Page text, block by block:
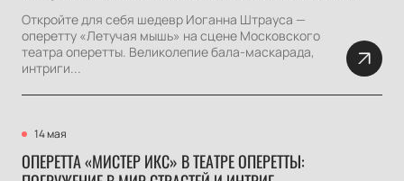
Откройте для себя шедевр Иоганна Штрауса —
оперетту «Летучая мышь» на сцене Московского
театра оперетты. Великолепие бала-маскарада,
интриги...
14 мая
ОПЕРЕТТА «МИСТЕР ИКС» В ТЕАТРЕ ОПЕРЕТТЫ: